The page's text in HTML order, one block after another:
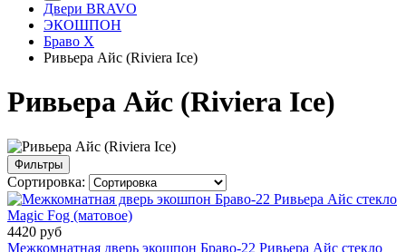
Двери BRAVO
ЭКОШПОН
Браво Х
Ривьера Айс (Riviera Ice)
Ривьера Айс (Riviera Ice)
Фильтры
Сортировка:
4420 руб
Межкомнатная дверь экошпон Браво-22 Ривьера Айс стекло